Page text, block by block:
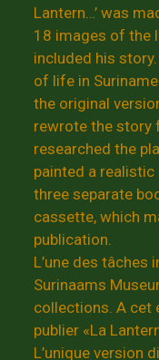
Lantern…’ was
18 images of the
included his
of life in
the original
rewrote the story
researched the
painted a
three separate
cassette, which
publication.
L’une des tâches
Surinaams
collections. A cet
publier «La
L’unique version